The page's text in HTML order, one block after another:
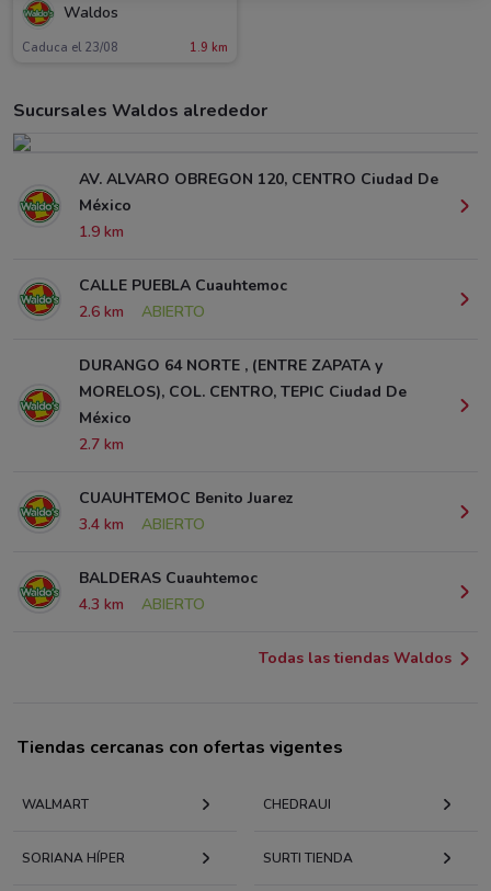
Waldos
Caduca el 23/08 1.9 km
Sucursales Waldos alrededor
AV. ALVARO OBREGON 120, CENTRO Ciudad De
México
1.9 km
CALLE PUEBLA Cuauhtemoc
2.6 km
ABIERTO
DURANGO 64 NORTE , (ENTRE ZAPATA y
MORELOS), COL. CENTRO, TEPIC Ciudad De
México
2.7 km
CUAUHTEMOC Benito Juarez
3.4 km
ABIERTO
BALDERAS Cuauhtemoc
4.3 km
ABIERTO
Todas las tiendas Waldos
Tiendas cercanas con ofertas vigentes
WALMART CHEDRAUI
SORIANA HÍPER SURTI TIENDA